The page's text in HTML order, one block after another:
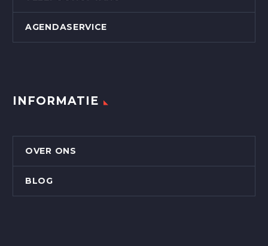
AGENDASERVICE
INFORMATIE
OVER ONS
BLOG